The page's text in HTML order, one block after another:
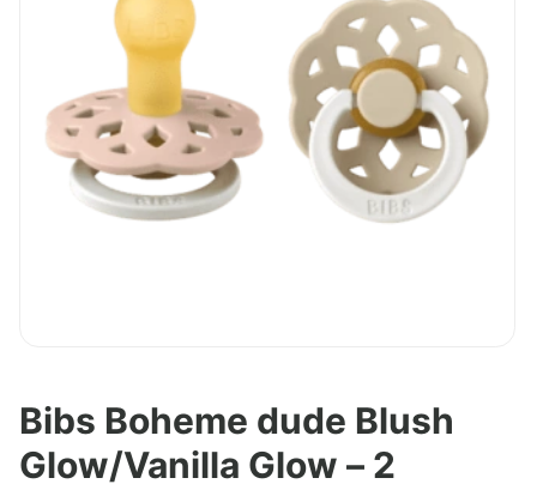
Bibs Boheme dude Blush
Glow/Vanilla Glow – 2